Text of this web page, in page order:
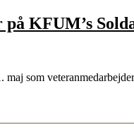
KFUM’s
maj som